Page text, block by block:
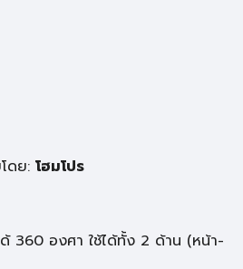
ดย: โฮมโปร
360 องศา ใช้ได้ทั้ง 2 ด้าน (หน้า-